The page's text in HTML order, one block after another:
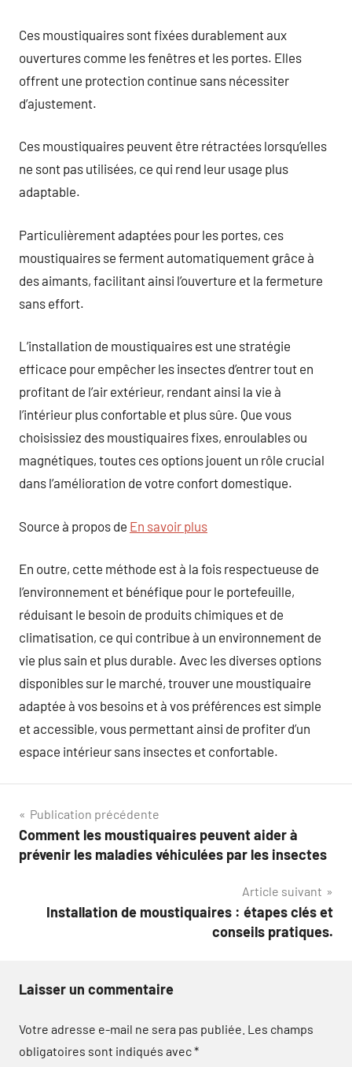
Ces moustiquaires sont fixées durablement aux
ouvertures comme les fenêtres et les portes. Elles
offrent une protection continue sans nécessiter
d’ajustement.
Ces moustiquaires peuvent être rétractées lorsqu’elles
ne sont pas utilisées, ce qui rend leur usage plus
adaptable.
Particulièrement adaptées pour les portes, ces
moustiquaires se ferment automatiquement grâce à
des aimants, facilitant ainsi l’ouverture et la fermeture
sans effort.
L’installation de moustiquaires est une stratégie
efficace pour empêcher les insectes d’entrer tout en
profitant de l’air extérieur, rendant ainsi la vie à
l’intérieur plus confortable et plus sûre. Que vous
choisissiez des moustiquaires fixes, enroulables ou
magnétiques, toutes ces options jouent un rôle crucial
dans l’amélioration de votre confort domestique.
Source à propos de En savoir plus
En outre, cette méthode est à la fois respectueuse de
l’environnement et bénéfique pour le portefeuille,
réduisant le besoin de produits chimiques et de
climatisation, ce qui contribue à un environnement de
vie plus sain et plus durable. Avec les diverses options
disponibles sur le marché, trouver une moustiquaire
adaptée à vos besoins et à vos préférences est simple
et accessible, vous permettant ainsi de profiter d’un
espace intérieur sans insectes et confortable.
Navigation
de
Publication précédente
Comment les moustiquaires peuvent aider à
prévenir les maladies véhiculées par les insectes
Article suivant
Installation de moustiquaires : étapes clés et
conseils pratiques.
Laisser un commentaire
Votre adresse e-mail ne sera pas publiée. Les champs
obligatoires sont indiqués avec*